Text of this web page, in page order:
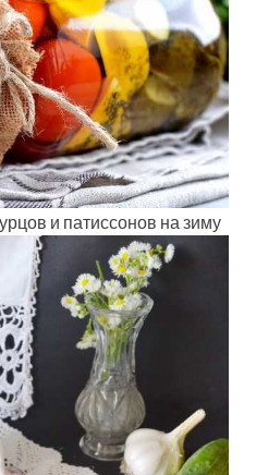
и патиссонов на зиму